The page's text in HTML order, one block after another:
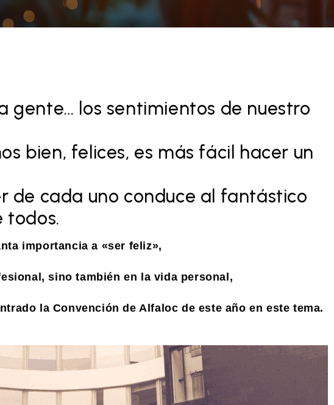
gente… los sentimientos de nuestro
bien, felices, es más fácil hacer un
de cada uno conduce al fantástico
todos.
importancia a «ser feliz»,
sino también en la vida personal,
la Convención de Alfaloc de este año en este tema.